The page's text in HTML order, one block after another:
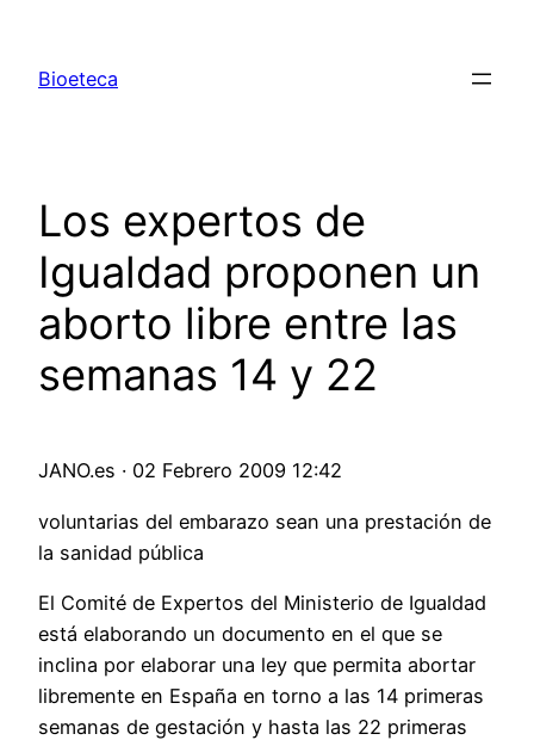
contenido
Bioeteca
Los expertos de
Igualdad proponen un
aborto libre entre las
semanas 14 y 22
JANO.es · 02 Febrero 2009 12:42
voluntarias del embarazo sean una prestación de
la sanidad pública
El Comité de Expertos del Ministerio de Igualdad
está elaborando un documento en el que se
inclina por elaborar una ley que permita abortar
libremente en España en torno a las 14 primeras
semanas de gestación y hasta las 22 primeras